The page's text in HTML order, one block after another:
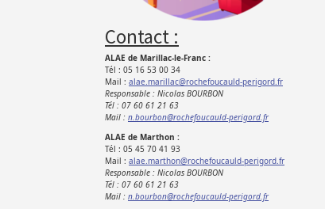
Contact :
ALAE de Marillac-le-Franc :
Tél : 05 16 53 00 34
Mail : alae.marillac@rochefoucauld-perigord.fr
Responsable : Nicolas BOURBON
Tél : 07 60 61 21 63
Mail : n.bourbon@rochefoucauld-perigord.fr
ALAE de Marthon :
Tél : 05 45 70 41 93
Mail : alae.marthon@rochefoucauld-perigord.fr
Responsable : Nicolas BOURBON
Tél : 07 60 61 21 63
Mail : n.bourbon@rochefoucauld-perigord.fr